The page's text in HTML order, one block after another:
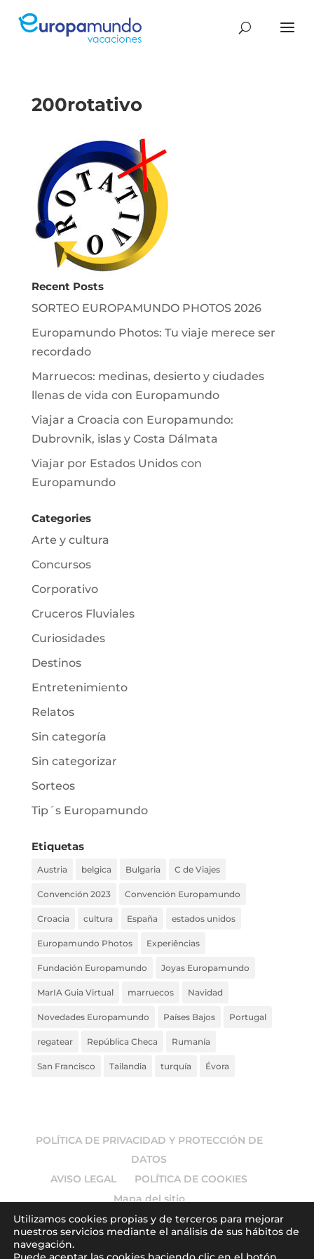
200rotativo
Recent Posts
SORTEO EUROPAMUNDO PHOTOS 2026
Europamundo Photos: Tu viaje merece ser
recordado
Marruecos: medinas, desierto y ciudades
llenas de vida con Europamundo
Viajar a Croacia con Europamundo:
Dubrovnik, islas y Costa Dálmata
Viajar por Estados Unidos con
Europamundo
Categories
Arte y cultura
Concursos
Corporativo
Cruceros Fluviales
Curiosidades
Destinos
Entretenimiento
Relatos
Sin categoría
Sin categorizar
Sorteos
Tip´s Europamundo
Etiquetas
Austria belgica Bulgaria C de Viajes
Convención 2023 Convención Europamundo
Croacia cultura España estados unidos
Europamundo Photos Experiências
Fundación Europamundo Joyas Europamundo
MarIA Guia Virtual marruecos Navidad
Novedades Europamundo Países Bajos Portugal
regatear República Checa Rumanía
San Francisco Tailandia turquía Évora
POLÍTICA DE PRIVACIDAD Y PROTECCIÓN DE
DATOS
AVISO LEGAL
POLÍTICA DE COOKIES
Mapa del sitio
Utilizamos cookies propias y de terceros para mejorar
nuestros servicios mediante el análisis de sus hábitos de
navegación.